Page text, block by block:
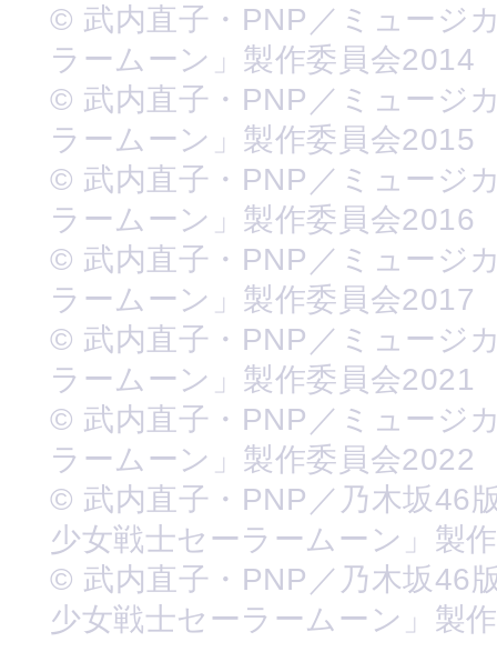
© 武内直子・PNP／ミュージ
ラームーン」製作委員会2014
© 武内直子・PNP／ミュージ
ラームーン」製作委員会2015
© 武内直子・PNP／ミュージ
ラームーン」製作委員会2016
© 武内直子・PNP／ミュージ
ラームーン」製作委員会2017
© 武内直子・PNP／ミュージ
ラームーン」製作委員会2021
© 武内直子・PNP／ミュージ
ラームーン」製作委員会2022
© 武内直子・PNP／乃木坂46
少女戦士セーラームーン」製
© 武内直子・PNP／乃木坂46
少女戦士セーラームーン」製